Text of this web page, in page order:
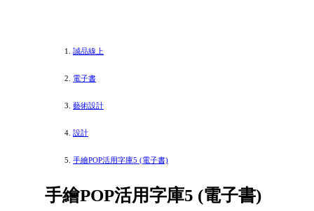
誠品線上
電子書
藝術設計
設計
手繪POP活用字庫5 (電子書)
手繪POP活用字庫5 (電子書)